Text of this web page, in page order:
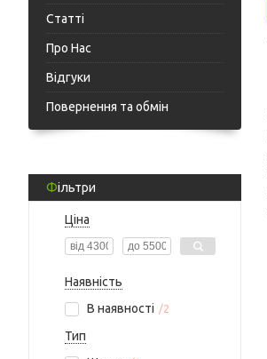
Статті
Про Нас
Відгуки
Повернення та обмін
Фільтри
Ціна
Наявність
В наявності
2
Тип